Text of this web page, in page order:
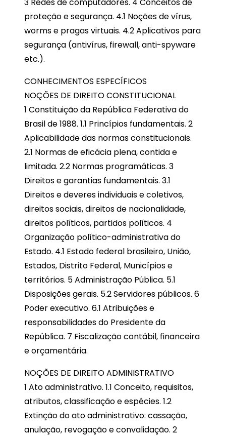
proteção e segurança. 4.1 Noções de vírus,
worms e pragas virtuais. 4.2 Aplicativos para
segurança (antivírus, firewall, anti-spyware
etc.).
CONHECIMENTOS ESPECÍFICOS
NOÇÕES DE DIREITO CONSTITUCIONAL
1 Constituição da República Federativa do
Brasil de 1988. 1.1 Princípios fundamentais. 2
Aplicabilidade das normas constitucionais.
2.1 Normas de eficácia plena, contida e
limitada. 2.2 Normas programáticas. 3
Direitos e garantias fundamentais. 3.1
Direitos e deveres individuais e coletivos,
direitos sociais, direitos de nacionalidade,
direitos políticos, partidos políticos. 4
Organização político-administrativa do
Estado. 4.1 Estado federal brasileiro, União,
Estados, Distrito Federal, Municípios e
territórios. 5 Administração Pública. 5.1
Disposições gerais. 5.2 Servidores públicos. 6
Poder executivo. 6.1 Atribuições e
responsabilidades do Presidente da
República. 7 Fiscalização contábil, financeira
e orçamentária.
NOÇÕES DE DIREITO ADMINISTRATIVO
1 Ato administrativo. 1.1 Conceito, requisitos,
atributos, classificação e espécies. 1.2
Extinção do ato administrativo: cassação,
anulação, revogação e convalidação. 2